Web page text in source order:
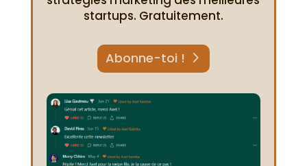
startups. Gratuitement.
Abonne-toi !